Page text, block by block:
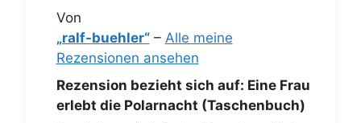
Von
„ralf-buehler“– Alle meine
Rezensionen ansehen
Rezension bezieht sich auf: Eine Frau
erlebt die Polarnacht (Taschenbuch)